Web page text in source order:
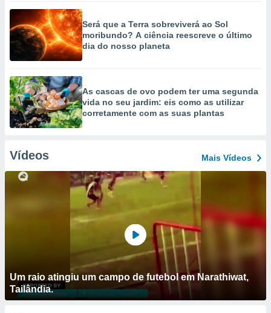
Será que a Terra sobreviverá ao Sol
moribundo? A ciência reescreve o último
dia do nosso planeta
As cascas de ovo podem ter uma segunda
vida no seu jardim: eis como as utilizar
corretamente com as suas plantas
Vídeos Mais Vídeos
Um raio atingiu um campo de futebol em Narathiwat,
Tailândia.